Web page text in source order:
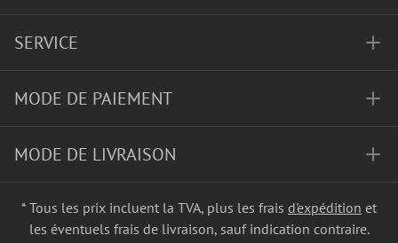
SERVICE
MODE DE PAIEMENT
MODE DE LIVRAISON
* Tous les prix incluent la TVA, plus les frais d'expédition et
les éventuels frais de livraison, sauf indication contraire.